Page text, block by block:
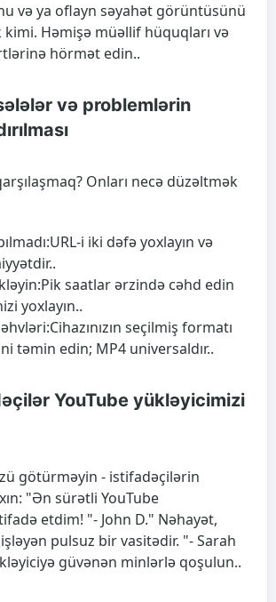
və ya oflayn səyahət görüntüsünü
Həmişə müəllif hüquqları və
hörmət edin..
və problemlərin
Onları necə düzəltmək
URL-i iki dəfə yoxlayın və
Pik saatlar ərzində cəhd edin
yoxlayın..
Cihazınızın seçilmiş formatı
təmin edin; MP4 universaldır..
YouTube yükləyicimizi
götürməyin - istifadəçilərin
"Ən sürətli YouTube
etdim! "- John D." Nəhayət,
pulsuz bir vasitədir. "- Sarah
güvənən minlərlə qoşulun..